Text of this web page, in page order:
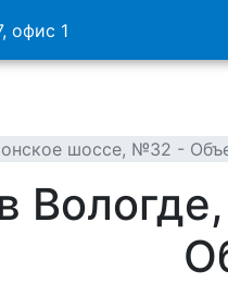
офис 1
шоссе, №32 -